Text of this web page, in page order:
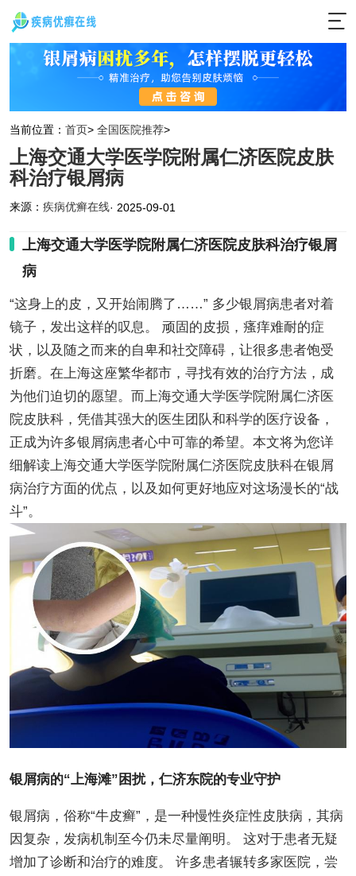
当前位置： 首页> 全国医院推荐>
上海交通大学医学院附属仁济医院皮肤
科治疗银屑病
来源： 疾病优癣在线· 2025-09-01
上海交通大学医学院附属仁济医院皮肤科治疗银屑
病
“这身上的皮，又开始闹腾了……” 多少银屑病患者对着
镜子，发出这样的叹息。 顽固的皮损，瘙痒难耐的症
状，以及随之而来的自卑和社交障碍，让很多患者饱受
折磨。在上海这座繁华都市，寻找有效的治疗方法，成
为他们迫切的愿望。而上海交通大学医学院附属仁济医
院皮肤科，凭借其强大的医生团队和科学的医疗设备，
正成为许多银屑病患者心中可靠的希望。本文将为您详
细解读上海交通大学医学院附属仁济医院皮肤科在银屑
病治疗方面的优点，以及如何更好地应对这场漫长的“战
斗”。
银屑病的“上海滩”困扰，仁济东院的专业守护
银屑病，俗称“牛皮癣”，是一种慢性炎症性皮肤病，其病
因复杂，发病机制至今仍未尽量阐明。 这对于患者无疑
增加了诊断和治疗的难度。 许多患者辗转多家医院，尝